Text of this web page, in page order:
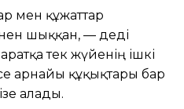
мен құжаттар
шыққан, — деді
тек жүйенің ішкі
арнайы құқықтары бар
алады.